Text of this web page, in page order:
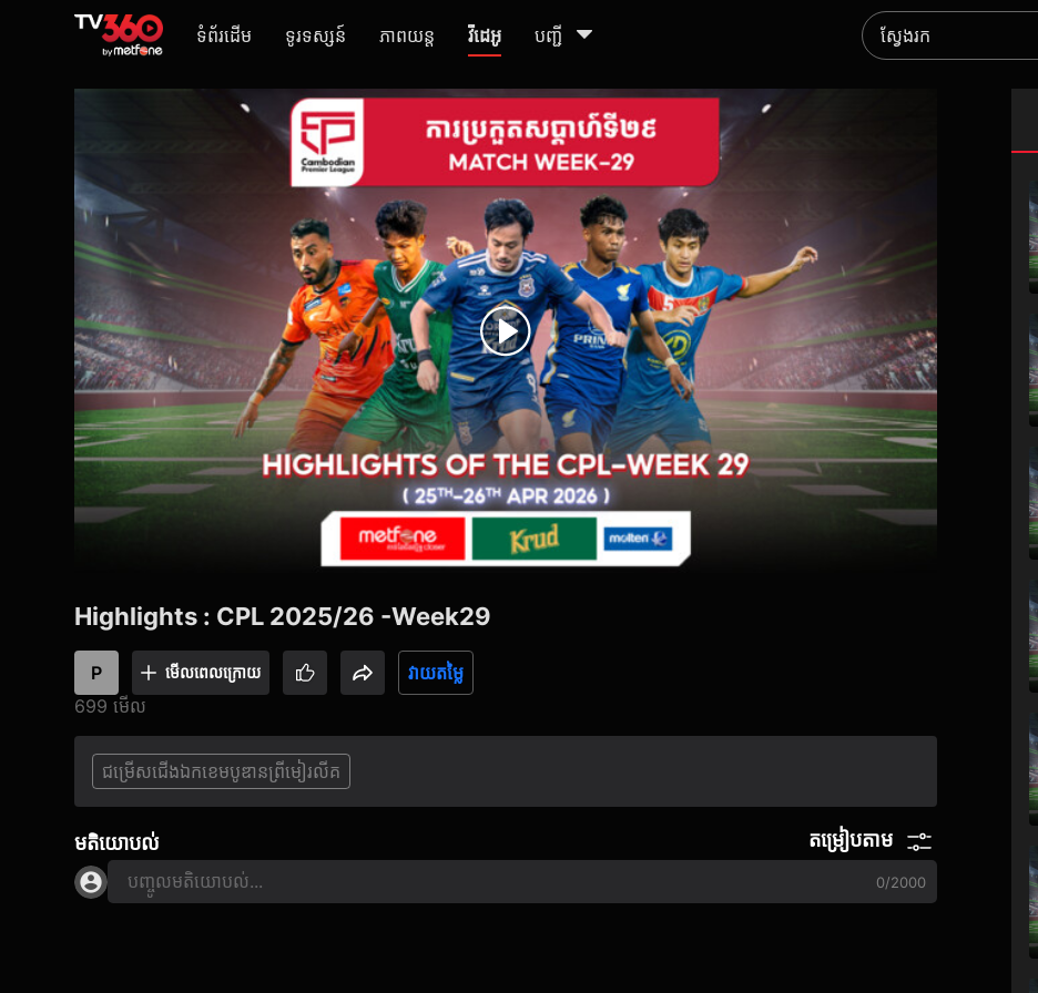
ទំព័រដើម ទូរទស្សន៍ ភាពយន្ត វីដេអូ បញ្ជី
Highlights : CPL 2025/26 -Week29
P មើល​ពេលក្រោយ
វាយតម្លៃ
699 មើល
ជម្រើសជើងឯកខេមបូឌានព្រីមៀរលីគ
មតិយោបល់ តម្រៀបតាម
បញ្ចូលមតិយោបល់... 0/2000